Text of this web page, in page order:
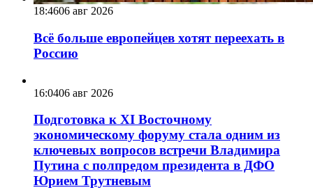
18:4606 авг 2026
Всё больше европейцев хотят переехать в
Россию
16:0406 авг 2026
Подготовка к XI Восточному
экономическому форуму стала одним из
ключевых вопросов встречи Владимира
Путина с полпредом президента в ДФО
Юрием Трутневым